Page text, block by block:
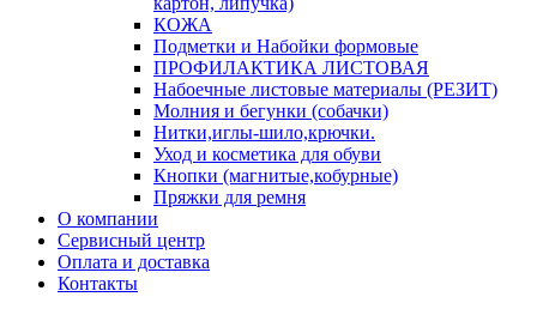
КОЖА
Подметки и Набойки формовые
ПРОФИЛАКТИКА ЛИСТОВАЯ
Набоечные листовые материалы (РЕЗИТ)
Молния и бегунки (собачки)
Нитки,иглы-шило,крючки.
Уход и косметика для обуви
Кнопки (магнитые,кобурные)
Пряжки для ремня
О компании
Сервисный центр
Оплата и доставка
Контакты